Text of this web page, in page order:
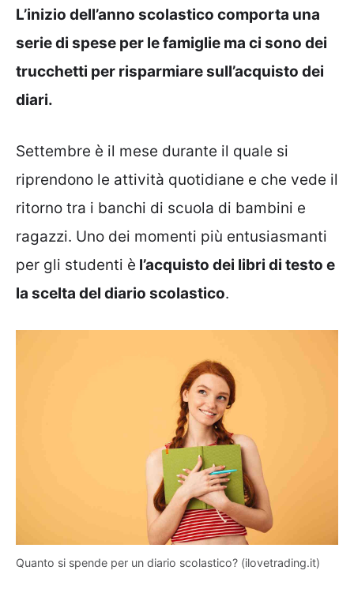
L’inizio dell’anno scolastico comporta una
serie di spese per le famiglie ma ci sono dei
trucchetti per risparmiare sull’acquisto dei
diari.
Settembre è il mese durante il quale si
riprendono le attività quotidiane e che vede il
ritorno tra i banchi di scuola di bambini e
ragazzi. Uno dei momenti più entusiasmanti
per gli studenti è l’acquisto dei libri di testo e
la scelta del diario scolastico.
Quanto si spende per un diario scolastico? (ilovetrading.it)